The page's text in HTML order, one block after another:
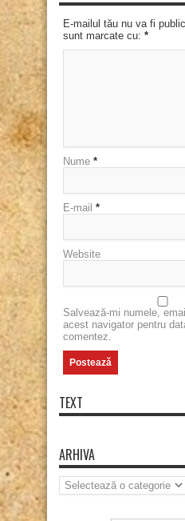
E-mailul tău nu va fi
sunt marcate cu: *
Nume *
E-mail *
Website
Salvează-mi numele,
acest navigator pentru
comentez.
TEXT
ARHIVA
Arhiva